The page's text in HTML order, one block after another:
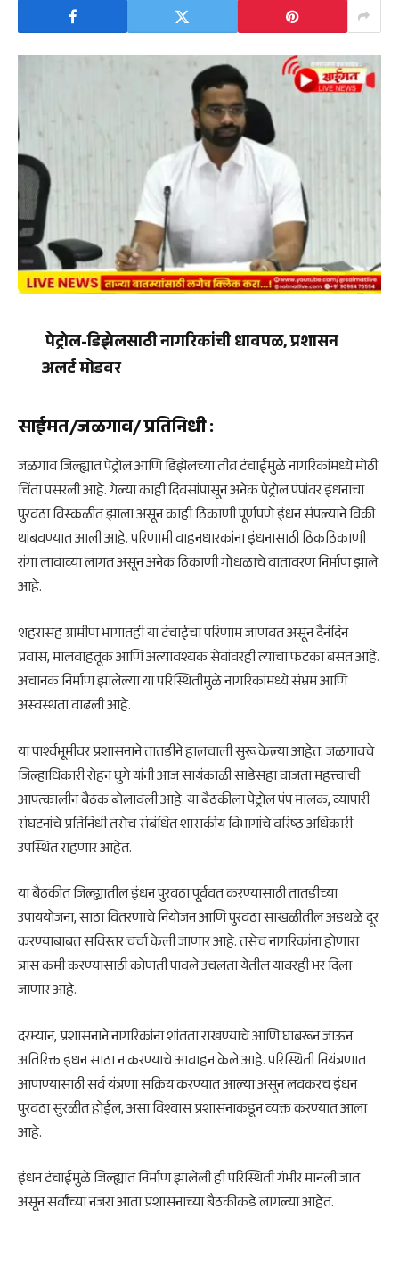
पेट्रोल-डिझेलसाठी नागरिकांची धावपळ, प्रशासन
अलर्ट मोडवर
साईमत/जळगाव/ प्रतिनिधी:
जळगाव जिल्ह्यात पेट्रोल आणि डिझेलच्या तीव्र टंचाईमुळे नागरिकांमध्ये मोठी
चिंता पसरली आहे. गेल्या काही दिवसांपासून अनेक पेट्रोल पंपांवर इंधनाचा
पुरवठा विस्कळीत झाला असून काही ठिकाणी पूर्णपणे इंधन संपल्याने विक्री
थांबवण्यात आली आहे. परिणामी वाहनधारकांना इंधनासाठी ठिकठिकाणी
रांगा लावाव्या लागत असून अनेक ठिकाणी गोंधळाचे वातावरण निर्माण झाले
आहे.
शहरासह ग्रामीण भागातही या टंचाईचा परिणाम जाणवत असून दैनंदिन
प्रवास, मालवाहतूक आणि अत्यावश्यक सेवांवरही त्याचा फटका बसत आहे.
अचानक निर्माण झालेल्या या परिस्थितीमुळे नागरिकांमध्ये संभ्रम आणि
अस्वस्थता वाढली आहे.
या पार्श्वभूमीवर प्रशासनाने तातडीने हालचाली सुरू केल्या आहेत. जळगावचे
जिल्हाधिकारी रोहन घुगे यांनी आज सायंकाळी साडेसहा वाजता महत्त्वाची
आपत्कालीन बैठक बोलावली आहे. या बैठकीला पेट्रोल पंप मालक, व्यापारी
संघटनांचे प्रतिनिधी तसेच संबंधित शासकीय विभागांचे वरिष्ठ अधिकारी
उपस्थित राहणार आहेत.
या बैठकीत जिल्ह्यातील इंधन पुरवठा पूर्ववत करण्यासाठी तातडीच्या
उपाययोजना, साठा वितरणाचे नियोजन आणि पुरवठा साखळीतील अडथळे दूर
करण्याबाबत सविस्तर चर्चा केली जाणार आहे. तसेच नागरिकांना होणारा
त्रास कमी करण्यासाठी कोणती पावले उचलता येतील यावरही भर दिला
जाणार आहे.
दरम्यान, प्रशासनाने नागरिकांना शांतता राखण्याचे आणि घाबरून जाऊन
अतिरिक्त इंधन साठा न करण्याचे आवाहन केले आहे. परिस्थिती नियंत्रणात
आणण्यासाठी सर्व यंत्रणा सक्रिय करण्यात आल्या असून लवकरच इंधन
पुरवठा सुरळीत होईल, असा विश्वास प्रशासनाकडून व्यक्त करण्यात आला
आहे.
इंधन टंचाईमुळे जिल्ह्यात निर्माण झालेली ही परिस्थिती गंभीर मानली जात
असून सर्वांच्या नजरा आता प्रशासनाच्या बैठकीकडे लागल्या आहेत.